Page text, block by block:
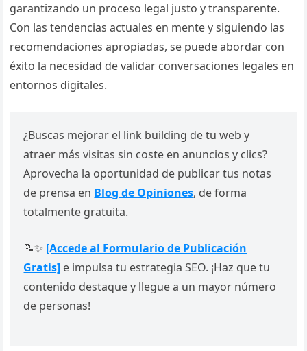
garantizando un proceso legal justo y transparente.
Con las tendencias actuales en mente y siguiendo las
recomendaciones apropiadas, se puede abordar con
éxito la necesidad de validar conversaciones legales en
entornos digitales.
¿Buscas mejorar el link building de tu web y
atraer más visitas sin coste en anuncios y clics?
Aprovecha la oportunidad de publicar tus notas
de prensa en Blog de Opiniones, de forma
totalmente gratuita.
📝✨ [Accede al Formulario de Publicación
Gratis] e impulsa tu estrategia SEO. ¡Haz que tu
contenido destaque y llegue a un mayor número
de personas!